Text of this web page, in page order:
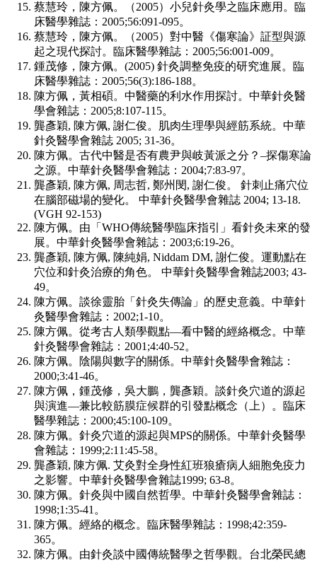
蔡慧玲，陳方佩。（2005）小兒針灸學之臨床應用。臨
床醫學雜誌：2005;56:091-095。
蔡慧玲，陳方佩。（2005）對中醫《傷寒論》証型與源
起之現代探討。臨床醫學雜誌：2005;56:001-009。
鍾茂修，陳方佩。(2005) 針灸調整免疫的研究進展。臨
床醫學雜誌：2005;56(3):186-188。
陳方佩，黃相碩。中醫藥的利水作用探討。中華針灸醫
學會雜誌：2005;8:107-115。
龔彥穎, 陳方佩, 謝仁俊。肌肉生理學與經筋系統。中華
針灸醫學會雜誌 2005; 31-36。
陳方佩。古代中醫是否有農尹與岐黃派之分？–探傷寒論
之源。中華針灸醫學會雜誌：2004;7:83-97。
龔彥穎, 陳方佩, 周志哲, 鄭州閔, 謝仁俊。 針刺止痛穴位
在腦部磁場的變化。 中華針灸醫學會雜誌 2004; 13-18.
(VGH 92-153)
陳方佩。由「WHO傳統醫學臨床指引」看針灸未來的發
展。中華針灸醫學會雜誌：2003;6:19-26。
龔彥穎, 陳方佩, 陳純娟, Niddam DM, 謝仁俊。運動點在
穴位和針灸治療的角色。 中華針灸醫學會雜誌2003; 43-
49。
陳方佩。談徐靈胎「針灸失傳論」的歷史意義。中華針
灸醫學會雜誌：2002;1-10。
陳方佩。從考古人類學觀點—看中醫的經絡概念。中華
針灸醫學會雜誌：2001;4:40-52。
陳方佩。陰陽與數字的關係。中華針灸醫學會雜誌：
2000;3:41-46。
陳方佩，鍾茂修，吳大鵬，龔彥穎。談針灸穴道的源起
與演進—兼比較筋膜症候群的引發點概念（上）。臨床
醫學雜誌：2000;45:100-109。
陳方佩。針灸穴道的源起與MPS的關係。中華針灸醫學
會雜誌：1999;2:11:45-58。
龔彥穎, 陳方佩. 艾灸對全身性紅班狼瘡病人細胞免疫力
之影響。中華針灸醫學會雜誌1999; 63-8。
陳方佩。針灸與中國自然哲學。中華針灸醫學會雜誌：
1998;1:35-41。
陳方佩。經絡的概念。臨床醫學雜誌：1998;42:359-
365。
陳方佩。由針灸談中國傳統醫學之哲學觀。台北榮民總